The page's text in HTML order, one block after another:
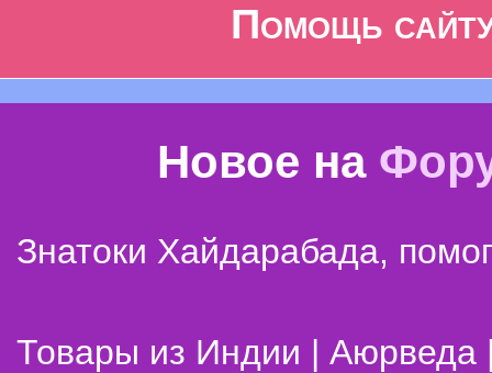
Помощь
Новое на
Знатоки Хайдарабада,
Товары из Индии | Аюрведа